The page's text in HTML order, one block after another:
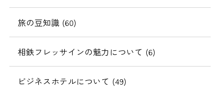
旅の豆知識 (60)
相鉄フレッサインの魅力について (6)
ビジネスホテルについて (49)